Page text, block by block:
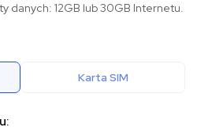
danych: 12GB lub 30GB Internetu.
Karta SIM